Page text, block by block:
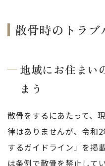
散骨時のトラブ
地域にお住まい
まう
散骨をするにあたって、
律はありませんが、令和
するガイドライン」を掲
は条例で散骨を禁止して